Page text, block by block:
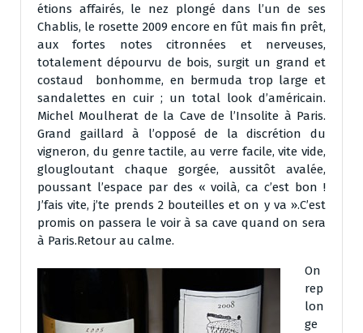
étions affairés, le nez plongé dans l’un de ses
Chablis, le rosette 2009 encore en fût mais fin prêt,
aux fortes notes citronnées et nerveuses,
totalement dépourvu de bois, surgit un grand et
costaud bonhomme, en bermuda trop large et
sandalettes en cuir ; un total look d’américain.
Michel Moulherat de la Cave de l’Insolite à Paris.
Grand gaillard à l’opposé de la discrétion du
vigneron, du genre tactile, au verre facile, vite vide,
glougloutant chaque gorgée, aussitôt avalée,
poussant l’espace par des « voilà, ca c’est bon !
J’fais vite, j’te prends 2 bouteilles et on y va ».C’est
promis on passera le voir à sa cave quand on sera
à Paris.Retour au calme.
On
rep
lon
ge